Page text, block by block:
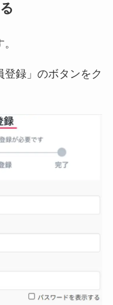
録」のボタンをク